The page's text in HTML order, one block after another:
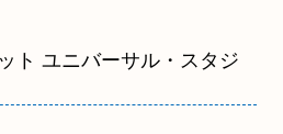
ト ユニバーサル・スタジ